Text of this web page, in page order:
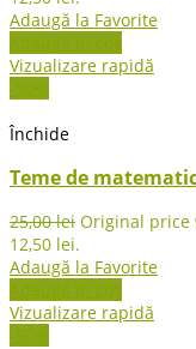
Adaugă la Favorite
Adaugă în coș
Vizualizare rapidă
-50%
Închide
Teme de
25,00lei Original price
12,50 lei.
Adaugă la Favorite
Adaugă în coș
Vizualizare rapidă
-50%